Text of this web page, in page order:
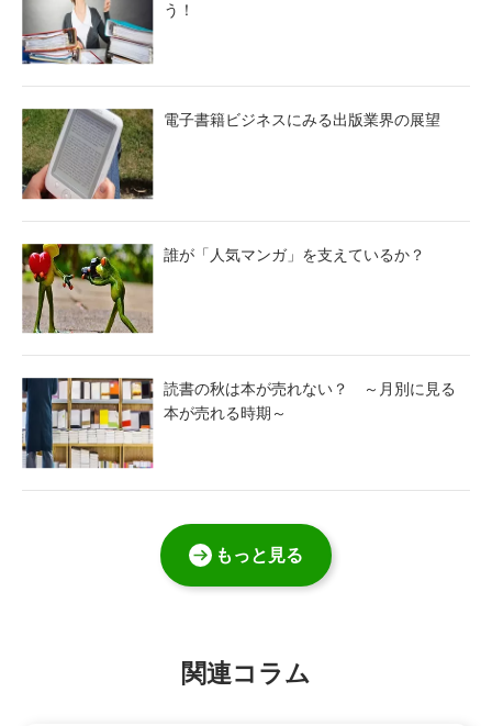
う！
電子書籍ビジネスにみる出版業界の展望
誰が「人気マンガ」を支えているか？
読書の秋は本が売れない？ ～月別に見る
本が売れる時期～
もっと見る
関連コラム